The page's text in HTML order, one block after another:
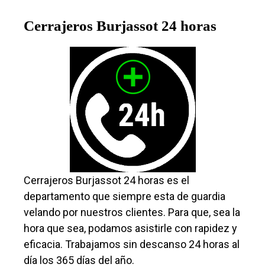
Cerrajeros Burjassot 24 horas
Cerrajeros Burjassot 24 horas es el
departamento que siempre esta de guardia
velando por nuestros clientes. Para que, sea la
hora que sea, podamos asistirle con rapidez y
eficacia. Trabajamos sin descanso 24 horas al
día los 365 días del año.